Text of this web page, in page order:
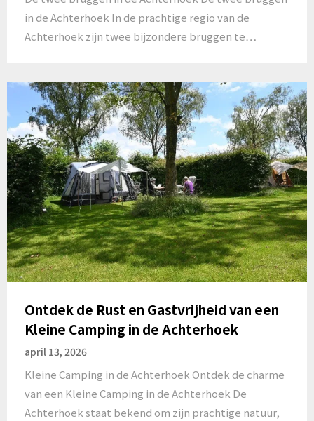
in de Achterhoek In de prachtige regio van de
Achterhoek zijn twee bijzondere bruggen te…
Ontdek de Rust en Gastvrijheid van een
Kleine Camping in de Achterhoek
april 13, 2026
Kleine Camping in de Achterhoek Ontdek de charme
van een Kleine Camping in de Achterhoek De
Achterhoek staat bekend om zijn prachtige natuur,